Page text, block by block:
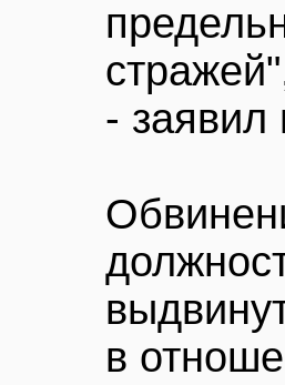
- заявил
в